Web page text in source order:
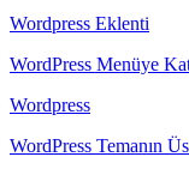
Wordpress Eklenti
WordPress Menüye
Wordpress
WordPress Temanın